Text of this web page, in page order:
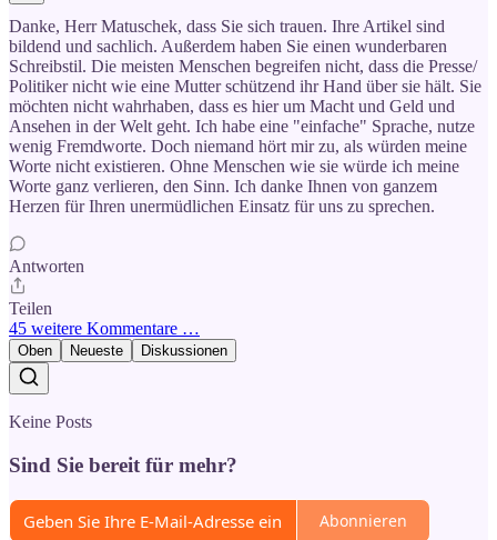
Danke, Herr Matuschek, dass Sie sich trauen. Ihre Artikel sind
bildend und sachlich. Außerdem haben Sie einen wunderbaren
Schreibstil. Die meisten Menschen begreifen nicht, dass die Presse/
Politiker nicht wie eine Mutter schützend ihr Hand über sie hält. Sie
möchten nicht wahrhaben, dass es hier um Macht und Geld und
Ansehen in der Welt geht. Ich habe eine "einfache" Sprache, nutze
wenig Fremdworte. Doch niemand hört mir zu, als würden meine
Worte nicht existieren. Ohne Menschen wie sie würde ich meine
Worte ganz verlieren, den Sinn. Ich danke Ihnen von ganzem
Herzen für Ihren unermüdlichen Einsatz für uns zu sprechen.
Antworten
Teilen
45 weitere Kommentare …
Oben Neueste Diskussionen
Keine Posts
Sind Sie bereit für mehr?
Abonnieren